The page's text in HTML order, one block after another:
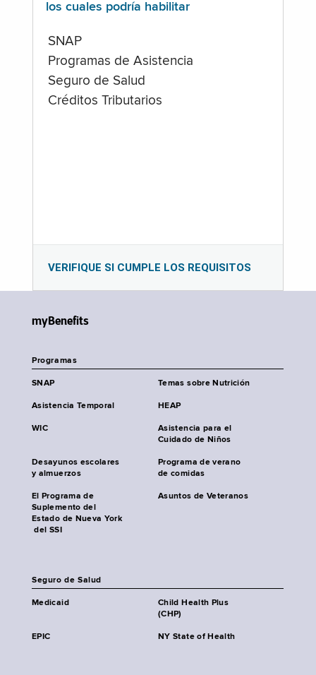
los cuales podría habilitar
SNAP
Programas de Asistencia
Seguro de Salud
Créditos Tributarios
VERIFIQUE SI CUMPLE LOS REQUISITOS
myBenefits
Programas
SNAP Temas sobre Nutrición
Asistencia Temporal HEAP
WIC
Asistencia para el
Cuidado de Niños
Desayunos escolares
y almuerzos
Programa de verano
de comidas
El Programa de
Suplemento del
Estado de Nueva York
del SSI
Asuntos de Veteranos
Seguro de Salud
Medicaid
Child Health Plus
(CHP)
EPIC NY State of Health